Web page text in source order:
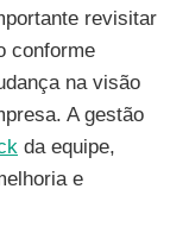
revisitar
conforme
na visão
A gestão
da equipe,
e